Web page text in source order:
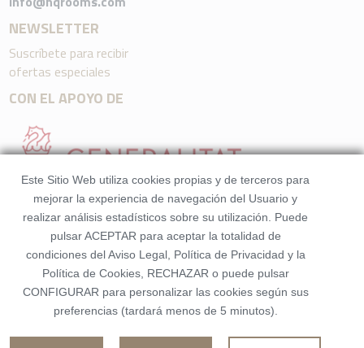
NEWSLETTER
Suscríbete para recibir
ofertas especiales
CON EL APOYO DE
Este Sitio Web utiliza cookies propias y de terceros para
mejorar la experiencia de navegación del Usuario y
realizar análisis estadísticos sobre su utilización. Puede
pulsar ACEPTAR para aceptar la totalidad de
condiciones del Aviso Legal, Política de Privacidad y la
Política de Cookies, RECHAZAR o puede pulsar
CONFIGURAR para personalizar las cookies según sus
preferencias (tardará menos de 5 minutos).